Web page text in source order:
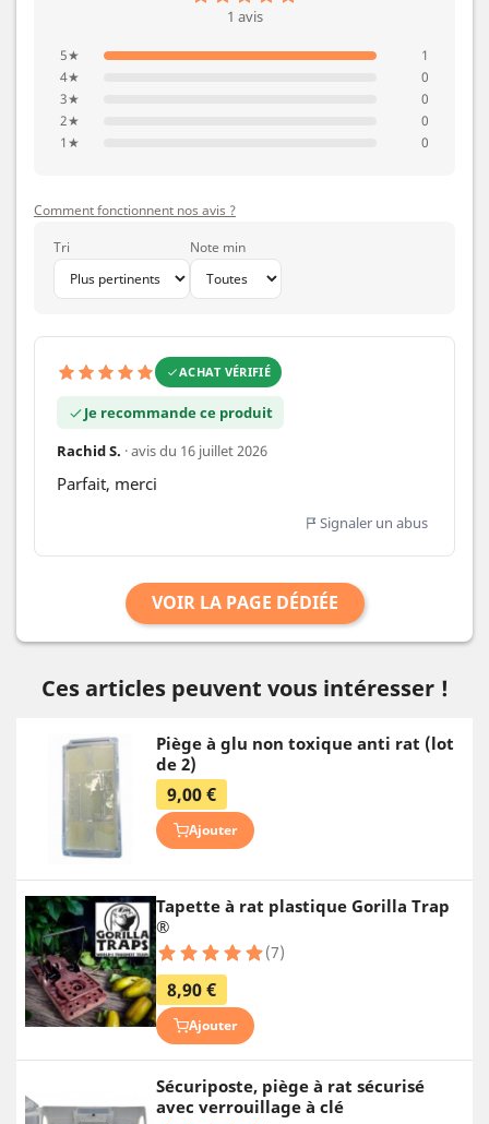
1 avis
5★
1
4★
0
3★
0
2★
0
1★
0
Comment fonctionnent nos avis ?
Tri
Note min
ACHAT VÉRIFIÉ
Je recommande ce produit
Rachid S. · avis du 16 juillet 2026
Parfait, merci
Signaler un abus
VOIR LA PAGE DÉDIÉE
Ces articles peuvent vous intéresser !
Piège à glu non toxique anti rat (lot
de 2)
9,00 €
Ajouter
Tapette à rat plastique Gorilla Trap
®
(7)
8,90 €
Ajouter
Sécuriposte, piège à rat sécurisé
avec verrouillage à clé